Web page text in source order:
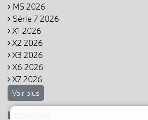
M5 2026
Série 7 2026
X1 2026
X2 2026
X3 2026
X6 2026
X7 2026
Voir plus
Infolettre